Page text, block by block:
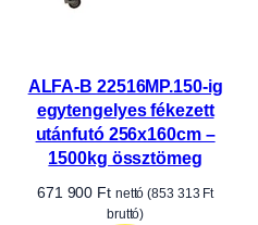
ALFA-B 22516MP.150-ig
egytengelyes fékezett
utánfutó 256x160cm –
1500kg össztömeg
671 900 Ft nettó (853 313 Ft
bruttó)